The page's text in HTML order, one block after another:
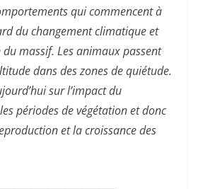
qui commencent à
du changement climatique et
massif. Les animaux passent
dans des zones de quiétude.
sur l’impact du
périodes de végétation et donc
et la croissance des